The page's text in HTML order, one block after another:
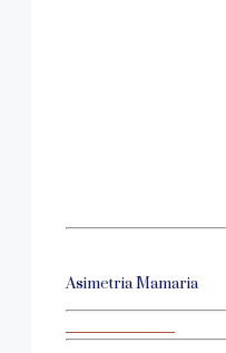
Asimetria Mamaria